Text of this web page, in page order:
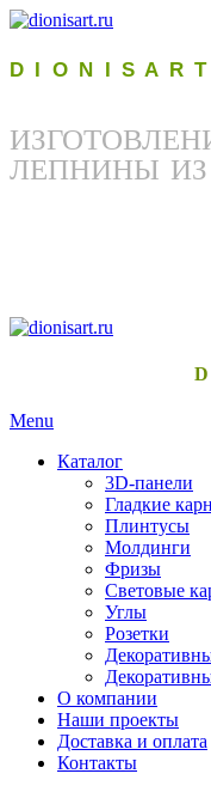
D I O N I S A R T
ЛЕПНИНЫ
Menu
Каталог
3D-панели
Гладкие
Плинтусы
Молдинги
Фризы
Световые
Углы
Розетки
О компании
Наши проекты
Доставка и оплата
Контакты